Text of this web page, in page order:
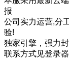
报
公司实力运营,分
验!
独家引擎，强力
联系方式见登录